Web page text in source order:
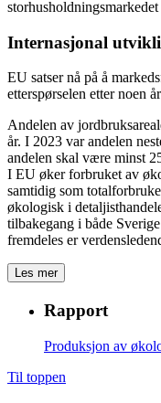
Internasjonal
EU satser nå på å
etterspørselen etter noen
Andelen av
år. I 2023 var andelen
andelen skal være minst
I EU øker forbruket av
samtidig som
økologisk i
tilbakegang i både
fremdeles er
Les mer
Rapport
Produksjon av
Til toppen